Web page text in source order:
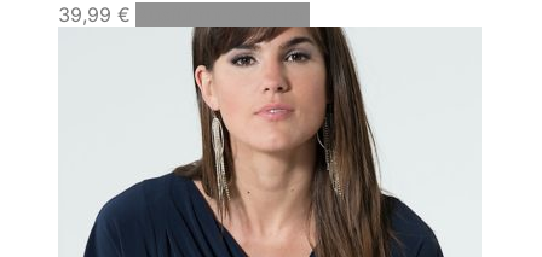
39,99 €
Produkt
weist
mehrere
Varianten
auf.
Die
Optionen
können
auf
der